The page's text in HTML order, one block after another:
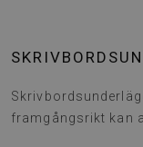
framgångsrikt kan